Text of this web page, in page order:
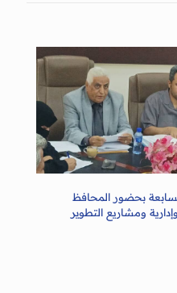
بحضور المحافظ
ومشاريع التطوير